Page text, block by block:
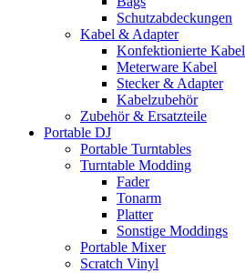
Schutzabdeckungen
Kabel & Adapter
Konfektionierte Kabel
Meterware Kabel
Stecker & Adapter
Kabelzubehör
Zubehör & Ersatzteile
Portable DJ
Portable Turntables
Turntable Modding
Fader
Tonarm
Platter
Sonstige Moddings
Portable Mixer
Scratch Vinyl